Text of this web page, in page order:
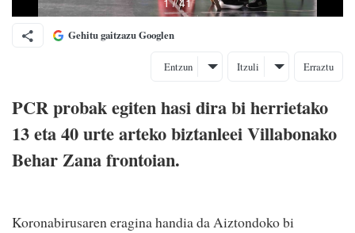
Gehitu gaitzazu Googlen
Entzun Itzuli Erraztu
PCR probak egiten hasi dira bi herrietako
13 eta 40 urte arteko biztanleei Villabonako
Behar Zana frontoian.
Koronabirusaren eragina handia da Aiztondoko bi